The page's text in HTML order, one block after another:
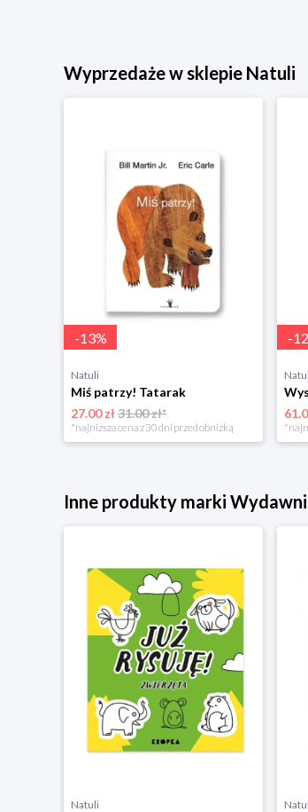
Wyprzedaże w sklepie Natuli
-13%
Natuli
Miś patrzy! Tatarak
27.00 zł31.00 zł*
*najniższa cena z 30 dni przed obniżką
-12
Inne produkty marki
Natuli